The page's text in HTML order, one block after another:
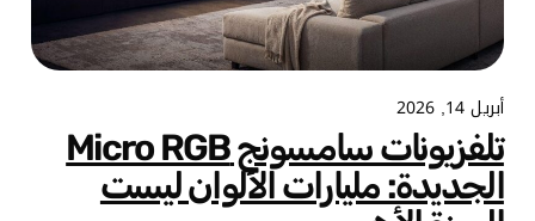
أبريل 14, 2026
تلفزيونات سامسونج Micro RGB
الجديدة: مليارات الألوان ليست